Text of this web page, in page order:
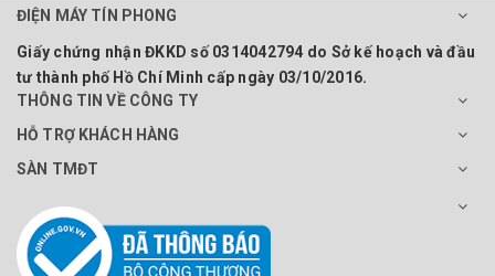
ĐIỆN MÁY TÍN PHONG
Giấy chứng nhận ĐKKD số 0314042794 do Sở kế hoạch và đầu
tư thành phố Hồ Chí Minh cấp ngày 03/10/2016.
THÔNG TIN VỀ CÔNG TY
HỖ TRỢ KHÁCH HÀNG
SÀN TMĐT